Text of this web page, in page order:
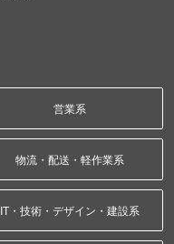
営業系
物流・配送・軽作業系
IT・技術・デザイン・建設系